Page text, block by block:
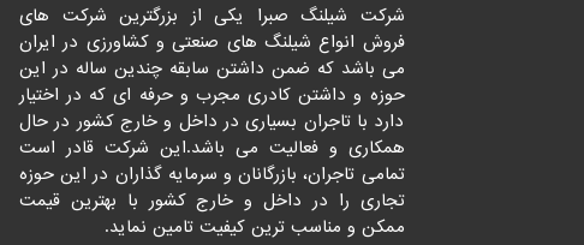
شرکت شیلنگ صبرا یکی از بزرگترین شرکت های
فروش انواع شیلنگ های صنعتی و کشاورزی در ایران
می باشد که ضمن داشتن سابقه چندین ساله در این
حوزه و داشتن کادری مجرب و حرفه ای که در اختیار
دارد با تاجران بسیاری در داخل و خارج کشور در حال
همکاری و فعالیت می باشد.این شرکت قادر است
تمامی تاجران، بازرگانان و سرمایه گذاران در این حوزه
تجاری را در داخل و خارج کشور با بهترین قیمت
ممکن و مناسب ترین کیفیت تامین نماید.